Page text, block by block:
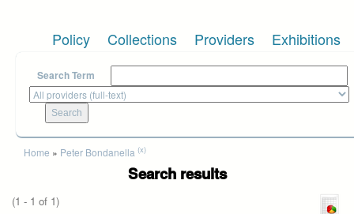
Policy Collections Providers Exhibitions
Search Term
You are here
Home » Peter Bondanella (x)
Search results
(1 - 1 of 1)